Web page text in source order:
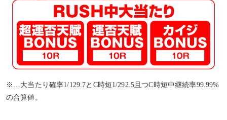
※…大当たり確率1/129.7とC時短1/292.5且つC時短中継続率99.99%
の合算値。